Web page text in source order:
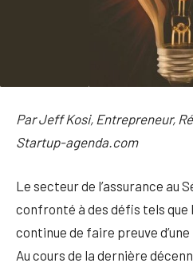
Par Jeff Kosi, Entrepreneur,
Startup-agenda.com
Le secteur de l’assurance au
confronté à des défis tels que
continue de faire preuve
Au cours de la dernière